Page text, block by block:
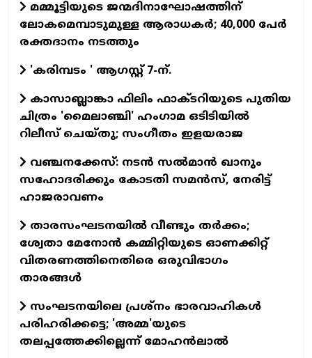
മമ്മൂട്ടിയുടെ ജന്മദിനാഘോഷത്തിന്
ലോകമെമ്പാടുമുള്ള ആരാധകര്‍; 40,000 പേര്‍
രക്തദാനം നടത്തും
'കരിമ്പടം ' ആഗസ്റ്റ് 7-ന്.
കാസാബ്ലാങ്കാ ഫിലിം ഫാക്ടറിയുടെ പുതിയ
ചിത്രം 'മൈലാഞ്ചി' ഹംഗാമ ഒടിടിയില്‍
റിലീസ് ചെയ്തു; സംഗീതം ഇളയരാജ
വഞ്ചനക്കേസ്: നടന്‍ സല്‍മാന്‍ ഖാനും
സഹോദരിക്കും കോടതി സമന്‍സ്, നേരിട്ട്
ഹാജരാവണം
താരസംഘടനയില്‍ വീണ്ടും തര്‍ക്കം;
ശ്വേതാ മേനോന്‍ കമ്മിറ്റിയുടെ ഓണക്കിറ്റ്
വിതരണത്തിനെതിരെ ഒരുവിഭാഗം
താരങ്ങള്‍
സംഘടനയിലെ പ്രശ്നം ഭാരവാഹികൾ
പരിഹരിക്കട്ടെ; 'അമ്മ'യുടെ
തലപ്പത്തേക്കില്ലെന്ന് മോഹൻലാൽ